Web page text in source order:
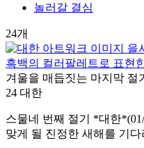
놀러갈 결심
24개
겨울을 매듭짓는 마지막 절기
24 대한
스물네 번째 절기 *대한
맞게 될 진정한 새해를 기다